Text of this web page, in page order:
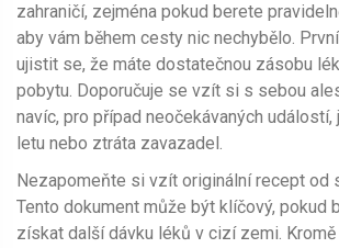
zahraničí, zejména pokud berete
aby vám během cesty nic nechybělo.
ujistit se, že máte dostatečnou zásobu
pobytu. Doporučuje se vzít si s sebou
navíc, pro případ neočekávaných
letu nebo ztráta zavazadel.
Nezapomeňte si vzít originální recept od
Tento dokument může být klíčový, pokud
získat další dávku léků v cizí zemi.